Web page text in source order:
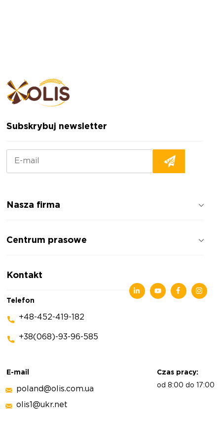
Subskrybuj newsletter
Nasza firma
Opinie o firmie
Centrum prasowe
Artykuły
Kontakt
Telefon
+48-452-419-182
+38(068)-93-96-585
E-mail
poland@olis.com.ua
olis1@ukr.net
Czas pracy:
od 8:00 do 17:00